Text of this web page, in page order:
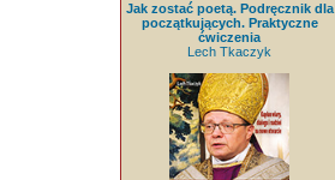
Jak zostać poetą. Podręcznik dla
początkujących. Praktyczne
ćwiczenia
Lech Tkaczyk